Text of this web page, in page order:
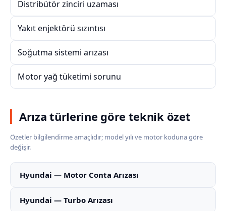
Distribütör zinciri uzaması
Yakıt enjektörü sızıntısı
Soğutma sistemi arızası
Motor yağ tüketimi sorunu
Arıza türlerine göre teknik özet
Özetler bilgilendirme amaçlıdır; model yılı ve motor koduna göre
değişir.
Hyundai — Motor Conta Arızası
Hyundai — Turbo Arızası